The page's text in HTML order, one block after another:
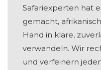
Safariexperten hat
gemacht,
Hand in klare,
verwandeln. Wir
und verfeinern